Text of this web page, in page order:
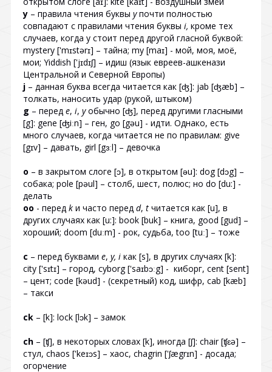
y – правила чтения буквы yпочти полностью
совпадают с правилами чтения буквы i, кроме тех
случаев, когда y стоит перед другой гласной буквой:
mystery ['mɪstərɪ] – тайна; my [maɪ] - мой, моя, моё,
мои; Yiddish ['jɪdɪʃ] – идиш (язык евреев-ашкенази
Центральной и Северной Европы)
j – данная буква всегда читается как [ʤ]: jab [ʤæb] –
толкать, наносить удар (рукой, штыком)
g – перед e, i, yобычно [ʤ], перед другими гласными
[g]: gene [ʤiːn] – ген, go [gəu] - идти. Однако, есть
много случаев, когда читается не по правилам: give
[gɪv] – давать, girl [gɜːl] – девочка
o – в закрытом слоге [ɔ], в открытом [ǝu]: dog [dɔg] –
собака; pole [pəul] – столб, шест, полюс; но do [du:] -
делать
oo - перед k и часто перед d, t читается как [u], в
других случаях как [u:]: book [buk] – книга, good [gud] –
хороший; doom [duːm] - рок, судьба, too [tuː] – тоже
c – перед буквами e, y, i как [s], в других случаях [k]:
city ['sɪtɪ] – город, cyborg ['saɪbɔːg] - киборг, cent [sent]
– цент; code [kəud] - (секретный) код, шифр, cab [kæb]
– такси
ck – [k]: lock [lɔk] – замок
ch – [ʧ], в некоторых словах [k], иногда [ʃ]: chair [ʧɛə] –
стул, chaos ['keɪɔs] – хаос, chagrin ['ʃægrɪn] - досада;
огорчение